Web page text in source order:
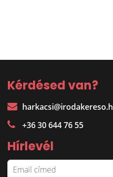
Kérdésed van?
+36 30 644 76 55
Hírlevél